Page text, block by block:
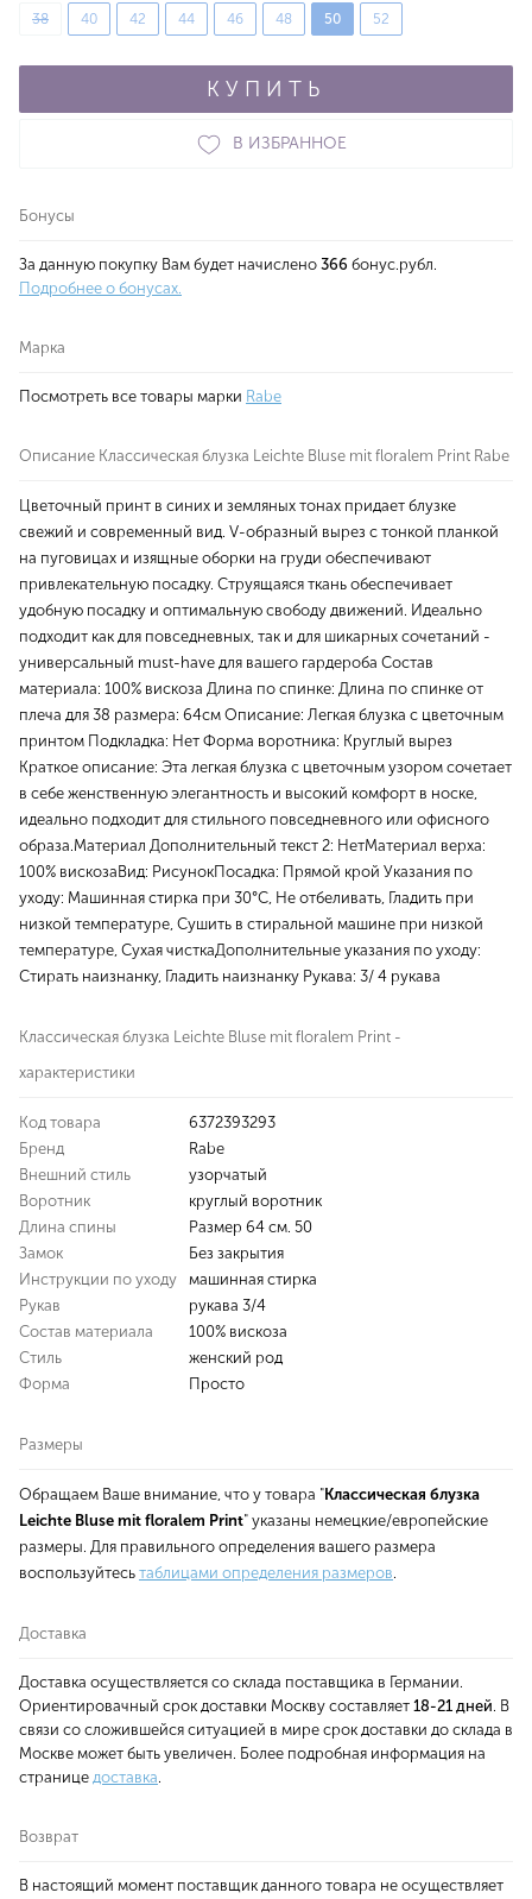
38 40 42 44 46 48 50 52
КУПИТЬ
В ИЗБРАННОЕ
Бонусы
За данную покупку Вам будет начислено 366 бонус.рубл.
Подробнее о бонусах.
Марка
Посмотреть все товары марки Rabe
Описание Классическая блузка Leichte Bluse mit floralem Print Rabe
Цветочный принт в синих и земляных тонах придает блузке
свежий и современный вид. V-образный вырез с тонкой планкой
на пуговицах и изящные оборки на груди обеспечивают
привлекательную посадку. Струящаяся ткань обеспечивает
удобную посадку и оптимальную свободу движений. Идеально
подходит как для повседневных, так и для шикарных сочетаний -
универсальный must-have для вашего гардероба Состав
материала: 100% вискоза Длина по спинке: Длина по спинке от
плеча для 38 размера: 64см Описание: Легкая блузка с цветочным
принтом Подкладка: Нет Форма воротника: Круглый вырез
Краткое описание: Эта легкая блузка с цветочным узором сочетает
в себе женственную элегантность и высокий комфорт в носке,
идеально подходит для стильного повседневного или офисного
образа.Материал Дополнительный текст 2: НетМатериал верха:
100% вискозаВид: РисунокПосадка: Прямой крой Указания по
уходу: Машинная стирка при 30°C, Не отбеливать, Гладить при
низкой температуре, Сушить в стиральной машине при низкой
температуре, Сухая чисткаДополнительные указания по уходу:
Стирать наизнанку, Гладить наизнанку Рукава: 3/ 4 рукава
Классическая блузка Leichte Bluse mit floralem Print -
характеристики
Код товара
6372393293
Бренд
Rabe
Внешний стиль
узорчатый
Воротник
круглый воротник
Длина спины
Размер 64 см. 50
Замок
Без закрытия
Инструкции по уходу
машинная стирка
Рукав
рукава 3/4
Состав материала
100% вискоза
Стиль
женский род
Форма
Просто
Размеры
Обращаем Ваше внимание, что у товара "Классическая блузка
Leichte Bluse mit floralem Print" указаны немецкие/европейские
размеры. Для правильного определения вашего размера
воспользуйтесь таблицами определения размеров.
Доставка
Доставка осуществляется со склада поставщика в Германии.
Ориентировачный срок доставки Москву составляет 18-21 дней. В
связи со сложившейся ситуацией в мире срок доставки до склада в
Москве может быть увеличен. Более подробная информация на
странице доставка.
Возврат
В настоящий момент поставщик данного товара не осуществляет